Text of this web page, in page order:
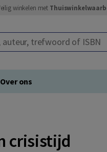
winkelen met
trefwoord of ISBN
Over ons
crisistijd